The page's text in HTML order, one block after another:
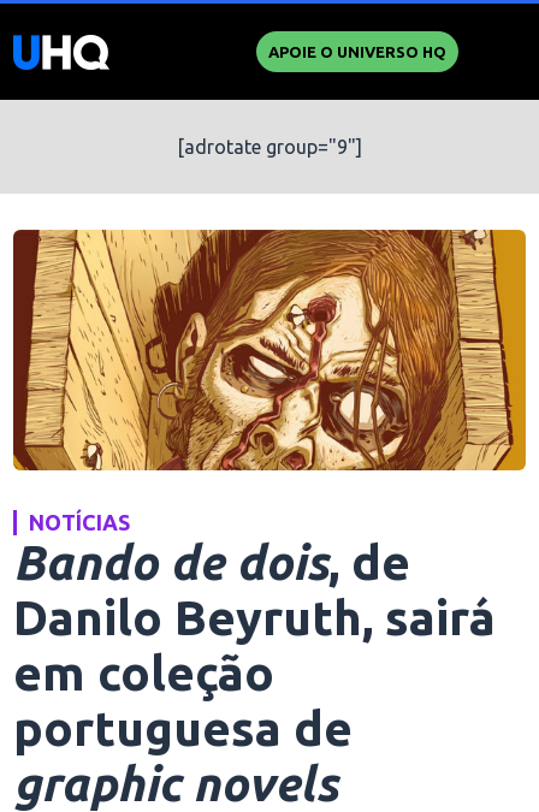
APOIE O UNIVERSO HQ
[adrotate group="9"]
NOTÍCIAS
Bando de dois, de
Danilo Beyruth, sairá
em coleção
portuguesa de
graphic novels